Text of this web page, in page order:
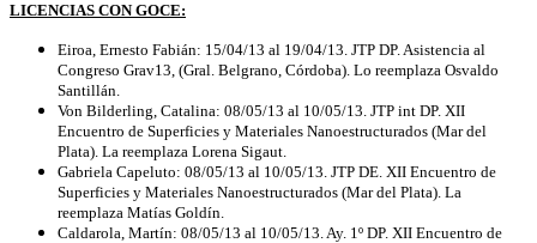
LICENCIAS CON GOCE:
Eiroa, Ernesto Fabián: 15/04/13 al 19/04/13. JTP DP. Asistencia al
Congreso Grav13, (Gral. Belgrano, Córdoba). Lo reemplaza Osvaldo
Santillán.
Von Bilderling, Catalina: 08/05/13 al 10/05/13. JTP int DP. XII
Encuentro de Superficies y Materiales Nanoestructurados (Mar del
Plata). La reemplaza Lorena Sigaut.
Gabriela Capeluto: 08/05/13 al 10/05/13. JTP DE. XII Encuentro de
Superficies y Materiales Nanoestructurados (Mar del Plata). La
reemplaza Matías Goldín.
Caldarola, Martín: 08/05/13 al 10/05/13. Ay. 1º DP. XII Encuentro de